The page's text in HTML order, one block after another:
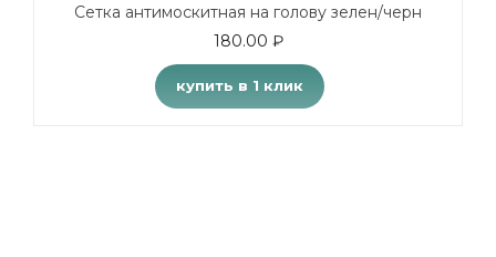
Сетка антимоскитная на голову зелен/черн
180.00 ₽
купить в 1 клик